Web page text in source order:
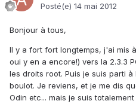
Posté(e) 14 mai 2012
Bonjour à tous,
Il y a fort fort longtemps, j'ai mis
oui y en a encore!) vers la 2.3.3
les droits root. Puis je suis parti
boulot. Je reviens, et je me dis
Odin etc... mais je suis